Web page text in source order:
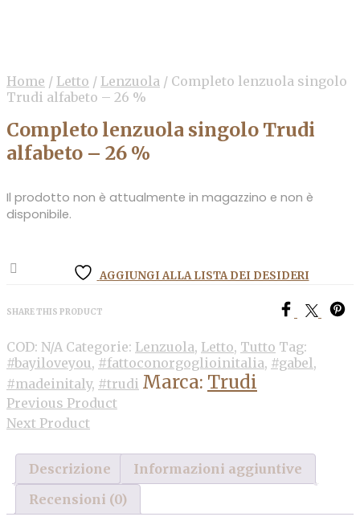
Home / Letto / Lenzuola / Completo lenzuola singolo
Trudi alfabeto – 26 %
Completo lenzuola singolo Trudi
alfabeto – 26 %
Il prodotto non è attualmente in magazzino e non è
disponibile.
AGGIUNGI ALLA LISTA DEI DESIDERI
SHARE THIS PRODUCT
COD: N/A Categorie: Lenzuola, Letto, Tutto Tag:
#bayiloveyou, #fattoconorgoglioinitalia, #gabel,
#madeinitaly, #trudi Marca: Trudi
Previous Product
Next Product
Descrizione
Informazioni aggiuntive
Recensioni (0)